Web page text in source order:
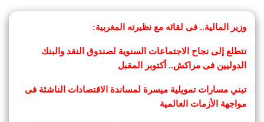
وزير المالية.. فى لقائه مع نظيرته المغربية:
نتطلع إلى نجاح الاجتماعات السنوية لصندوق النقد والبنك
الدوليين فى مراكش.. أكتوبر المقبل
تبني مسارات تمويلية ميسرة لمساندة الاقتصادات الناشئة فى
مواجهة الأزمات العالمية